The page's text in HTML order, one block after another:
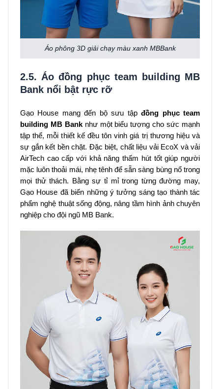
Áo phông 3D giải chạy màu xanh MBBank
2.5. Áo đồng phục team building MB
Bank nổi bật rực rỡ
Gạo House mang đến bộ sưu tậpđồng phục team
building MB Banknhư một biểu tượng cho sức mạnh
tập thể, mỗi thiết kế đều tôn vinh giá trị thương hiệu và
sự gắn kết bền chặt. Đặc biệt, chất liệu vải EcoX và vải
AirTech cao cấp với khả năng thấm hút tốt giúp người
mặc luôn thoải mái, nhẹ tênh để sẵn sàng bùng nổ trong
mọi thử thách. Bằng sự tỉ mỉ trong từng đường may,
Gạo House đã biến những ý tưởng sáng tạo thành tác
phẩm nghệ thuật sống động, nâng tầm hình ảnh chuyên
nghiệp cho đội ngũ MB Bank.